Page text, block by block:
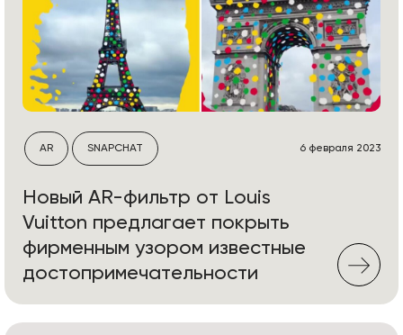
AR SNAPCHAT 6 февраля 2023
Новый AR-фильтр от Louis
Vuitton предлагает покрыть
фирменным узором известные
достопримечательности